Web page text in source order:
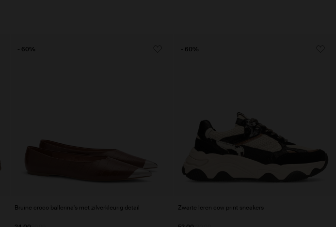
Bruine croco ballerina's met zilverkleurig detail
- 60%
Zwarte leren cow print sneakers
- 60%